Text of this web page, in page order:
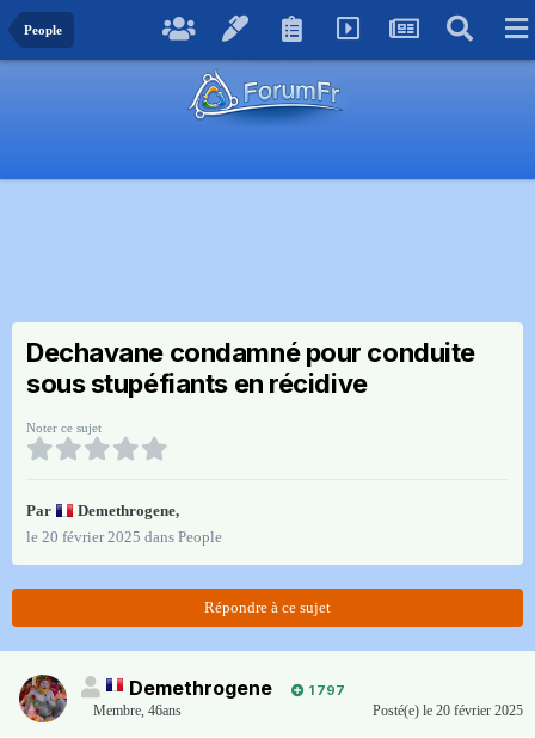
People
Dechavane condamné pour conduite
sous stupéfiants en récidive
Noter ce sujet
Par Demethrogene,
le 20 février 2025 dans People
Répondre à ce sujet
Demethrogene
1 797
Membre, 46ans Posté(e) le 20 février 2025